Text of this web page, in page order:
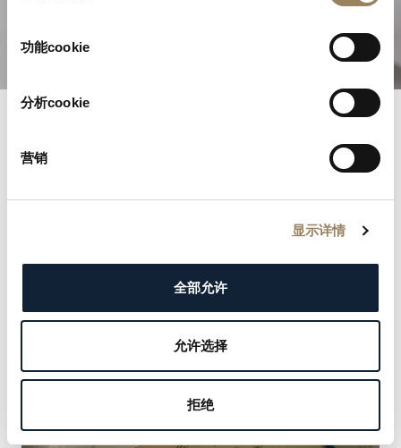
功能cookie
分析cookie
营销
显示详情
全部允许
允许选择
拒绝
皆名列其中。發掘塑造我們傳承的名流，並把握機會留
下您自己的名字。